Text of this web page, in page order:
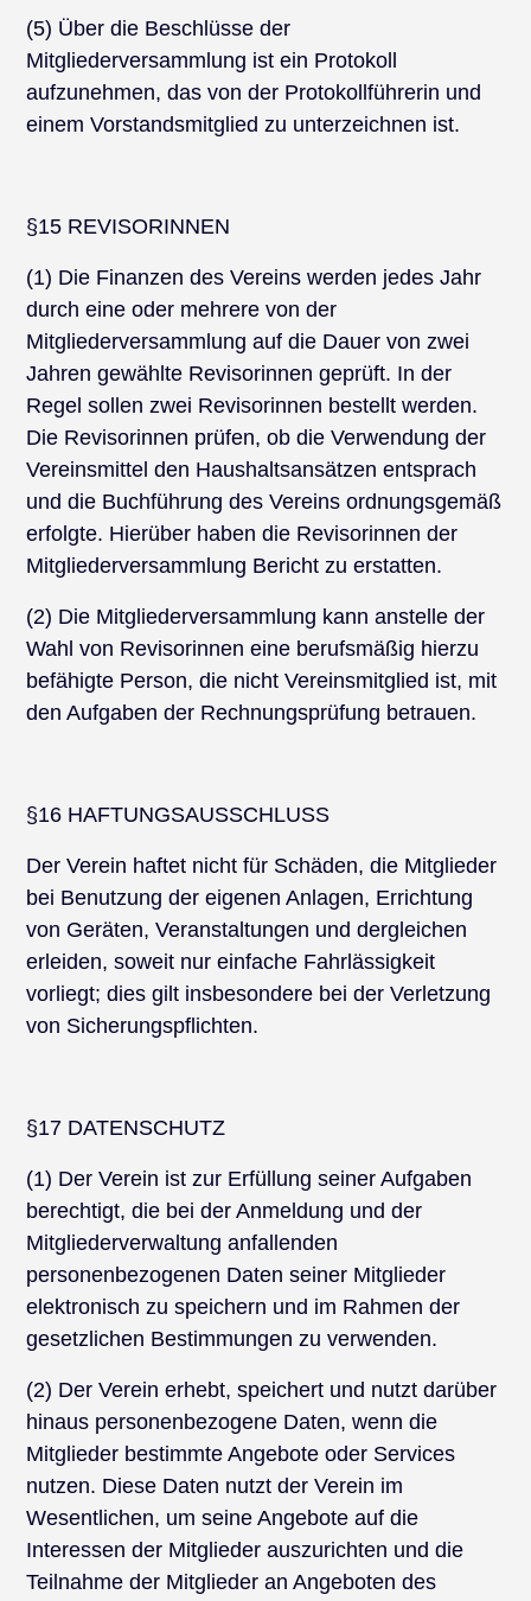
(5) Über die Beschlüsse der
Mitgliederversammlung ist ein Protokoll
aufzunehmen, das von der Protokollführerin und
einem Vorstandsmitglied zu unterzeichnen ist.
§15 REVISORINNEN
(1) Die Finanzen des Vereins werden jedes Jahr
durch eine oder mehrere von der
Mitgliederversammlung auf die Dauer von zwei
Jahren gewählte Revisorinnen geprüft. In der
Regel sollen zwei Revisorinnen bestellt werden.
Die Revisorinnen prüfen, ob die Verwendung der
Vereinsmittel den Haushaltsansätzen entsprach
und die Buchführung des Vereins ordnungsgemäß
erfolgte. Hierüber haben die Revisorinnen der
Mitgliederversammlung Bericht zu erstatten.
(2) Die Mitgliederversammlung kann anstelle der
Wahl von Revisorinnen eine berufsmäßig hierzu
befähigte Person, die nicht Vereinsmitglied ist, mit
den Aufgaben der Rechnungsprüfung betrauen.
§16 HAFTUNGSAUSSCHLUSS
Der Verein haftet nicht für Schäden, die Mitglieder
bei Benutzung der eigenen Anlagen, Errichtung
von Geräten, Veranstaltungen und dergleichen
erleiden, soweit nur einfache Fahrlässigkeit
vorliegt; dies gilt insbesondere bei der Verletzung
von Sicherungspflichten.
§17 DATENSCHUTZ
(1) Der Verein ist zur Erfüllung seiner Aufgaben
berechtigt, die bei der Anmeldung und der
Mitgliederverwaltung anfallenden
personenbezogenen Daten seiner Mitglieder
elektronisch zu speichern und im Rahmen der
gesetzlichen Bestimmungen zu verwenden.
(2) Der Verein erhebt, speichert und nutzt darüber
hinaus personenbezogene Daten, wenn die
Mitglieder bestimmte Angebote oder Services
nutzen. Diese Daten nutzt der Verein im
Wesentlichen, um seine Angebote auf die
Interessen der Mitglieder auszurichten und die
Teilnahme der Mitglieder an Angeboten des